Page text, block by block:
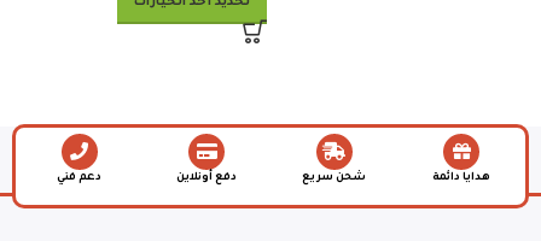
هدايا دائمة شحن سريع دفع أونلاين دعم فني